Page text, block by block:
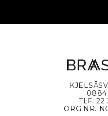
0884
TLF: 22
ORG.NR.